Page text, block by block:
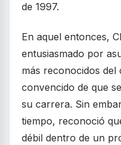
de 1997.
En aquel entonces,
entusiasmado por
más reconocidos del
convencido de que
su carrera. Sin
tiempo, reconoció
débil dentro de un